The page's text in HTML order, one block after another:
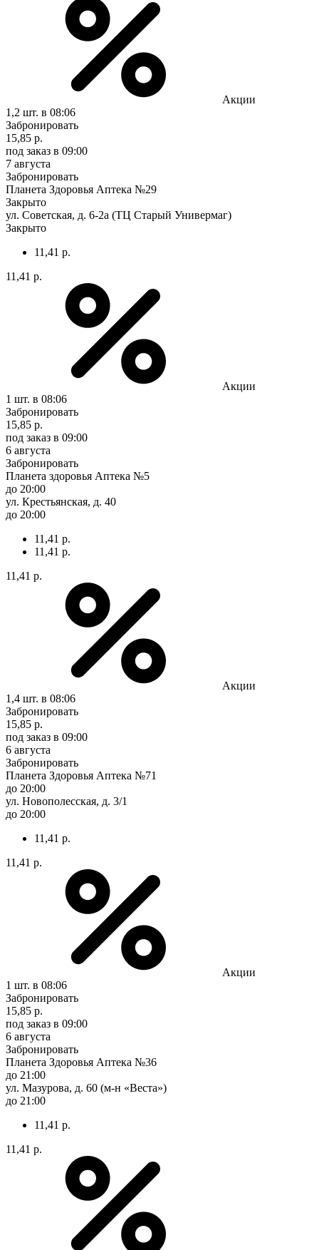
Акции
1,2 шт. в 08:06
Забронировать
15,85 р.
под заказ в 09:00
7 августа
Забронировать
Планета Здоровья Аптека №29
Закрыто
ул. Советская, д. 6-2а (ТЦ Старый Универмаг)
Закрыто
11,41 р.
11,41 р.
Акции
1 шт. в 08:06
Забронировать
15,85 р.
под заказ в 09:00
6 августа
Забронировать
Планета здоровья Аптека №5
до 20:00
ул. Крестьянская, д. 40
до 20:00
11,41 р.
11,41 р.
11,41 р.
Акции
1,4 шт. в 08:06
Забронировать
15,85 р.
под заказ в 09:00
6 августа
Забронировать
Планета Здоровья Аптека №71
до 20:00
ул. Новополесская, д. 3/1
до 20:00
11,41 р.
11,41 р.
Акции
1 шт. в 08:06
Забронировать
15,85 р.
под заказ в 09:00
6 августа
Забронировать
Планета Здоровья Аптека №36
до 21:00
ул. Мазурова, д. 60 (м-н «Веста»)
до 21:00
11,41 р.
11,41 р.